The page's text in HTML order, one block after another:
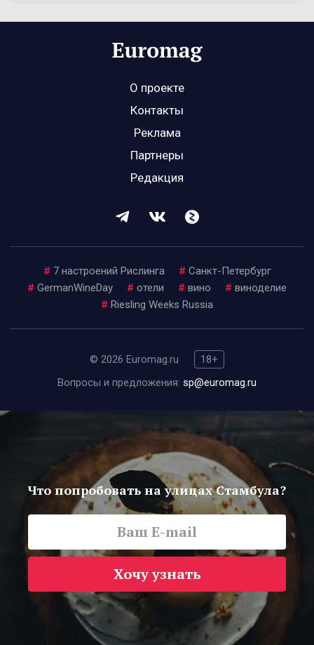
О проекте
Контакты
Реклама
Партнеры
Редакция
# 7 настроений Рислинга # Санкт-Петербург
# GermanWineDay # отели # вино # виноделие
# Riesling Weeks Russia
© 2026 Euromag.ru
18+
Вопросы и предложения: sp@euromag.ru
Что попробовать на улицах Стамбула?
Хочу узнать